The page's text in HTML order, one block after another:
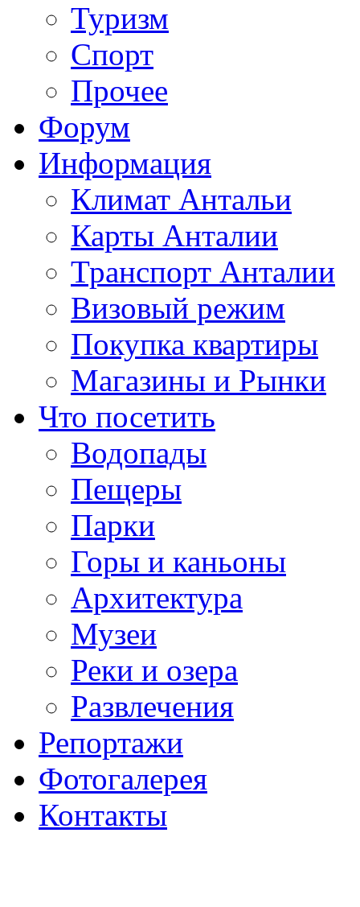
Туризм
Спорт
Прочее
Форум
Информация
Климат Антальи
Карты Анталии
Транспорт Анталии
Визовый режим
Покупка квартиры
Магазины и Рынки
Что посетить
Водопады
Пещеры
Парки
Горы и каньоны
Архитектура
Музеи
Реки и озера
Развлечения
Репортажи
Фотогалерея
Контакты